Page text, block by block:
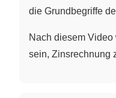
die Grundbegriffe
Nach diesem
sein, Zinsrechnung